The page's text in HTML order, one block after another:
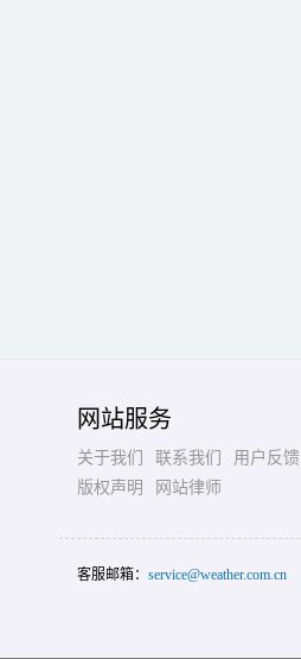
网站服务
关于我们 联系我们
用户反馈
版权声明
网站律师
客服邮箱： service@weather.com.cn